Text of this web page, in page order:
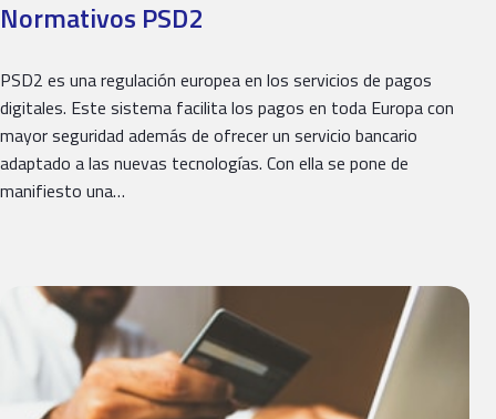
Normativos PSD2
PSD2 es una regulación europea en los servicios de pagos
digitales. Este sistema facilita los pagos en toda Europa con
mayor seguridad además de ofrecer un servicio bancario
adaptado a las nuevas tecnologías. Con ella se pone de
manifiesto una…